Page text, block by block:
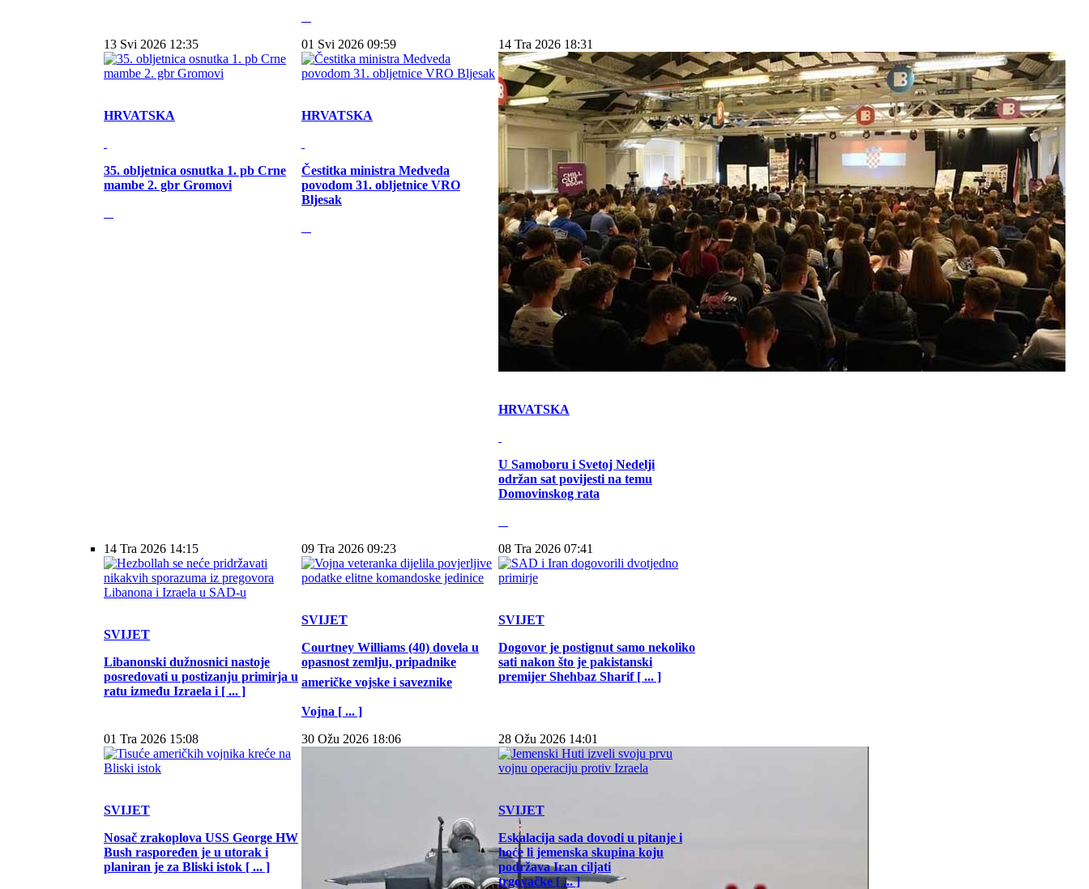
13 Svi 2026 12:35
HRVATSKA
35. obljetnica osnutka 1. pb Crne
mambe 2. gbr Gromovi
01 Svi 2026 09:59
HRVATSKA
Čestitka ministra Medveda
povodom 31. obljetnice VRO
Bljesak
14 Tra 2026 18:31
HRVATSKA
U Samoboru i Svetoj Nedelji
održan sat povijesti na temu
Domovinskog rata
14 Tra 2026 14:15
SVIJET
Libanonski dužnosnici nastoje
posredovati u postizanju primirja u
ratu između Izraela i [ ... ]
09 Tra 2026 09:23
SVIJET
Courtney Williams (40) dovela u
opasnost zemlju, pripadnike
američke vojske i saveznike
Vojna [ ... ]
08 Tra 2026 07:41
SVIJET
Dogovor je postignut samo nekoliko
sati nakon što je pakistanski
premijer Shehbaz Sharif [ ... ]
01 Tra 2026 15:08
SVIJET
Nosač zrakoplova USS George HW
Bush raspoređen je u utorak i
planiran je za Bliski istok [ ... ]
30 Ožu 2026 18:06 28 Ožu 2026 14:01
SVIJET
Eskalacija sada dovodi u pitanje i
hoće li jemenska skupina koju
podržava Iran ciljati
trgovačke [ ... ]